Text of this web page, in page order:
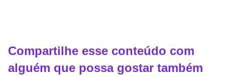
Compartilhe esse conteúdo com
alguém que possa gostar também